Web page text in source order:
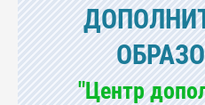
"Центр